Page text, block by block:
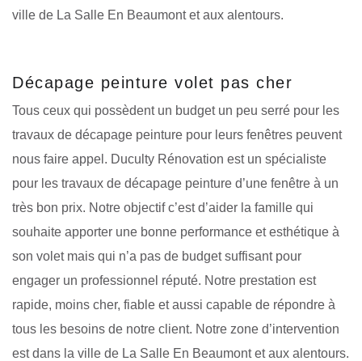
ville de La Salle En Beaumont et aux alentours.
Décapage peinture volet pas cher
Tous ceux qui possèdent un budget un peu serré pour les
travaux de décapage peinture pour leurs fenêtres peuvent
nous faire appel. Duculty Rénovation est un spécialiste
pour les travaux de décapage peinture d’une fenêtre à un
très bon prix. Notre objectif c’est d’aider la famille qui
souhaite apporter une bonne performance et esthétique à
son volet mais qui n’a pas de budget suffisant pour
engager un professionnel réputé. Notre prestation est
rapide, moins cher, fiable et aussi capable de répondre à
tous les besoins de notre client. Notre zone d’intervention
est dans la ville de La Salle En Beaumont et aux alentours.